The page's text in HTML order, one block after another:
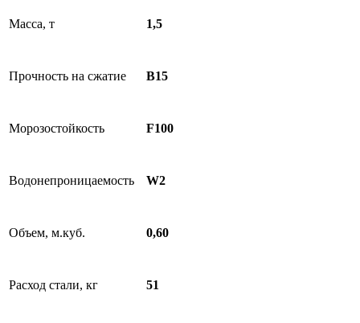
Масса, т 1,5
Прочность на сжатие B15
Морозостойкость F100
Водонепроницаемость W2
Объем, м.куб. 0,60
Расход стали, кг 51